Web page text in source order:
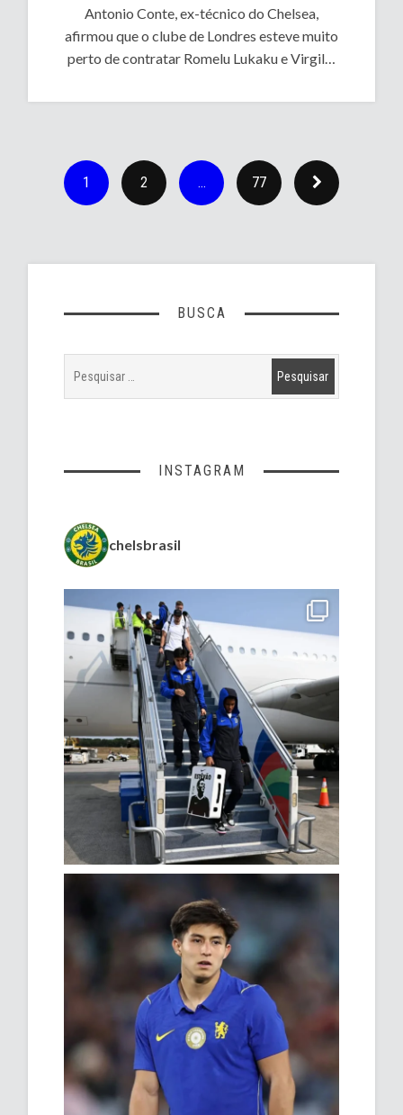
Antonio Conte, ex-técnico do Chelsea,
afirmou que o clube de Londres esteve muito
perto de contratar Romelu Lukaku e Virgil…
1 2 … 77
BUSCA
INSTAGRAM
chelsbrasil